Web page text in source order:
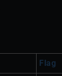
Flag